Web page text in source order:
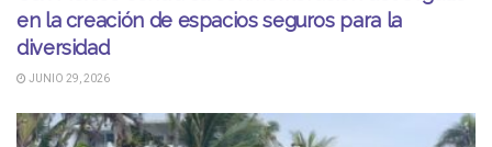
en la creación de espacios seguros para la
diversidad
JUNIO 29, 2026